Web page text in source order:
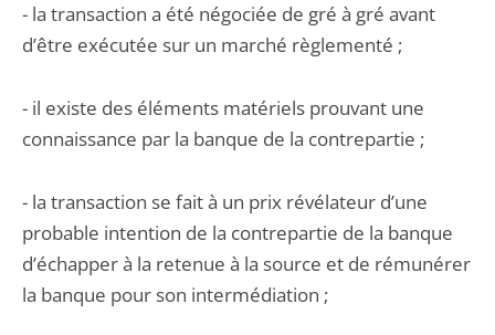
- la transaction a été négociée de gré à gré avant
d’être exécutée sur un marché règlementé ;
- il existe des éléments matériels prouvant une
connaissance par la banque de la contrepartie ;
- la transaction se fait à un prix révélateur d’une
probable intention de la contrepartie de la banque
d’échapper à la retenue à la source et de rémunérer
la banque pour son intermédiation ;